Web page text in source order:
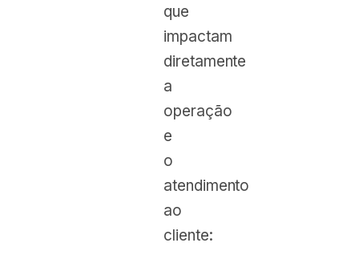
que
impactam
diretamente
a
operação
e
o
atendimento
ao
cliente: